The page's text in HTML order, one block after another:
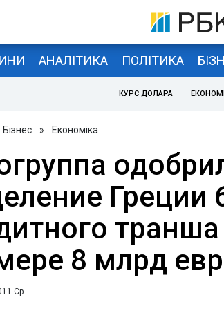
АНАЛІТИКА ПОЛІТИКА
КУРС ДОЛАРА
Бізнес » Економіка
Греции
транша
8 млрд
Ср